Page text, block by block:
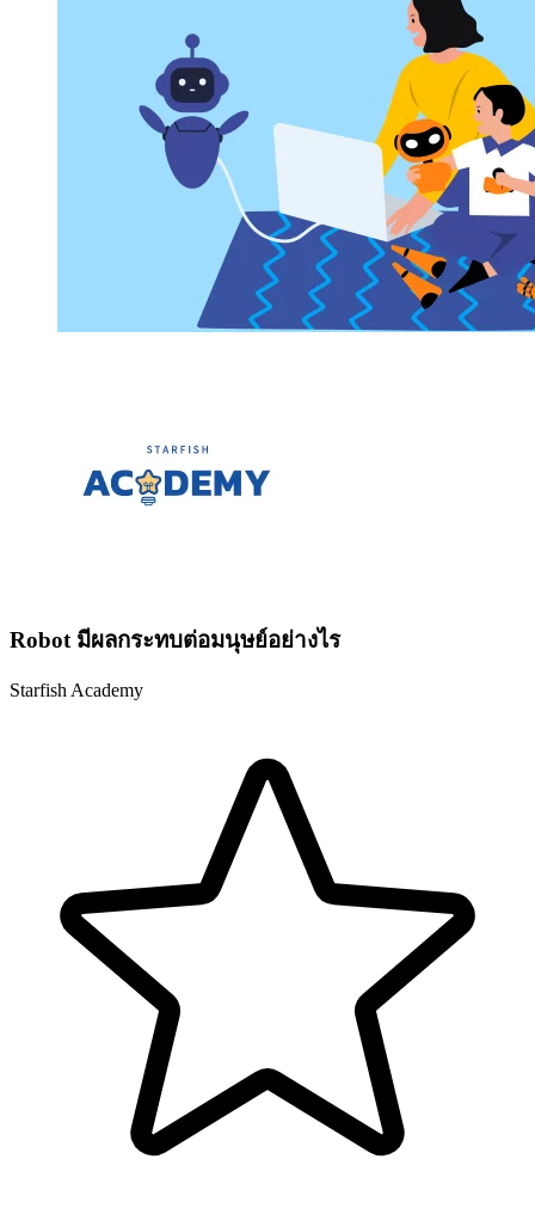
Robot มีผลกระทบต่อมนุษย์อย่างไร
Starfish Academy